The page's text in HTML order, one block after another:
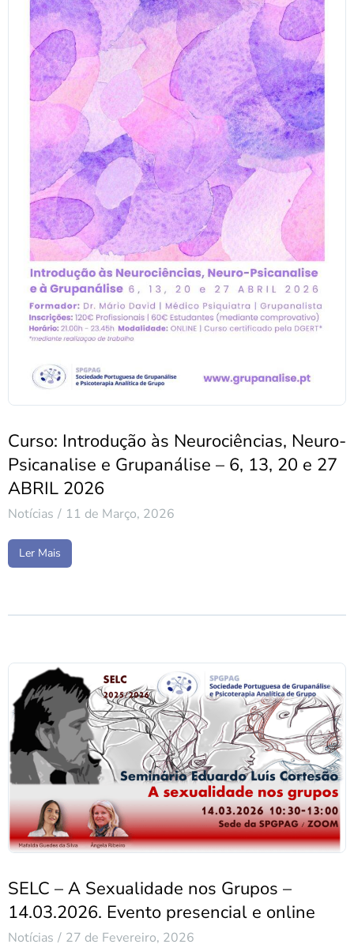
Curso: Introdução às Neurociências, Neuro-
Psicanalise e Grupanálise – 6, 13, 20 e 27
ABRIL 2026
Notícias 11 de Março, 2026
Ler Mais
SELC – A Sexualidade nos Grupos –
14.03.2026. Evento presencial e online
Notícias 27 de Fevereiro, 2026